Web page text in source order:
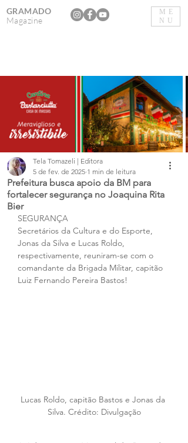
ME
NU
GRAMADO
Magazine
Prefeitura busca apoio da BM para
fortalecer segurança no Joaquina Rita
Bier
Tela Tomazeli | Editora
5 de fev. de 2025 1 min de leitura
SEGURANÇA
Secretários da Cultura e do Esporte,
Jonas da Silva e Lucas Roldo,
respectivamente, reuniram-se com o
comandante da Brigada Militar, capitão
Luiz Fernando Pereira Bastos!
Lucas Roldo, capitão Bastos e Jonas da
Silva. Crédito: Divulgação